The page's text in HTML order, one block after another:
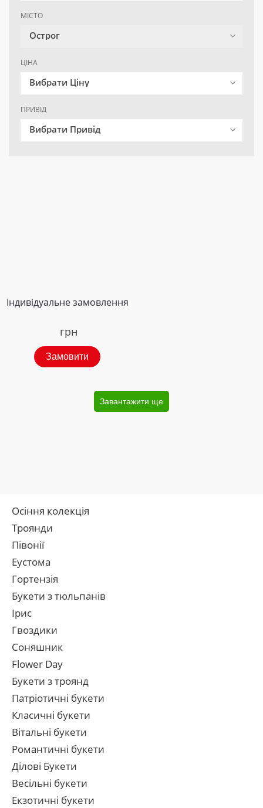
МІСТО
Острог
ЦІНА
Вибрати Ціну
ПРИВІД
Вибрати Привід
Індивідуальне замовлення
грн
Замовити
Завантажити ще
Осіння колекція
Троянди
Півонії
Еустома
Гортензія
Букети з тюльпанів
Ірис
Гвоздики
Соняшник
Flower Day
Букети з троянд
Патріотичні букети
Класичні букети
Вітальні букети
Романтичні букети
Ділові Букети
Весільні букети
Екзотичні букети